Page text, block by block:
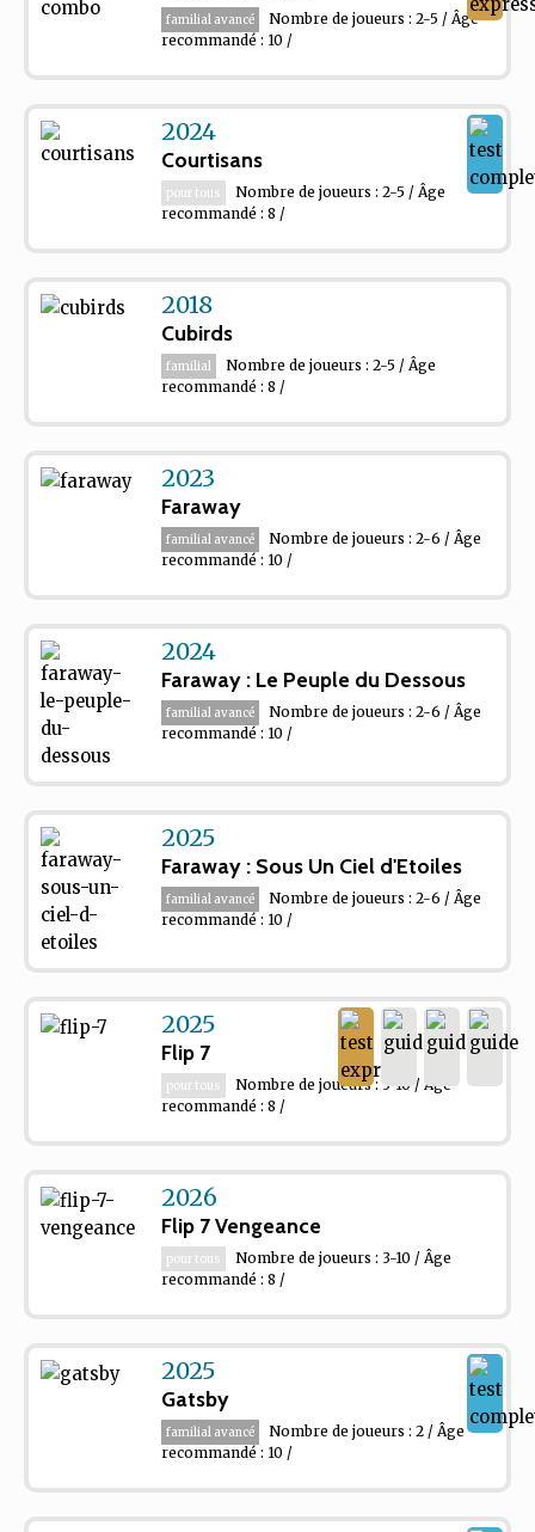
familial avancé
Nombre de joueurs : 2-5 / Âge
recommandé : 10 /
2024
Courtisans
pour tous
Nombre de joueurs : 2-5 / Âge
recommandé : 8 /
2018
Cubirds
familial
Nombre de joueurs : 2-5 / Âge
recommandé : 8 /
2023
Faraway
familial avancé
Nombre de joueurs : 2-6 / Âge
recommandé : 10 /
2024
Faraway : Le Peuple du Dessous
familial avancé
Nombre de joueurs : 2-6 / Âge
recommandé : 10 /
2025
Faraway : Sous Un Ciel d'Etoiles
familial avancé
Nombre de joueurs : 2-6 / Âge
recommandé : 10 /
2025
Flip 7
pour tous
Nombre de joueurs : 3-10 / Âge
recommandé : 8 /
2026
Flip 7 Vengeance
pour tous
Nombre de joueurs : 3-10 / Âge
recommandé : 8 /
2025
Gatsby
familial avancé
Nombre de joueurs : 2 / Âge
recommandé : 10 /